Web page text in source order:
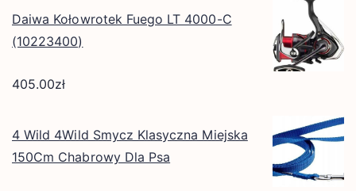
Daiwa Kołowrotek Fuego LT 4000-C
(10223400)
405.00zł
4 Wild 4Wild Smycz Klasyczna Miejska
150Cm Chabrowy Dla Psa